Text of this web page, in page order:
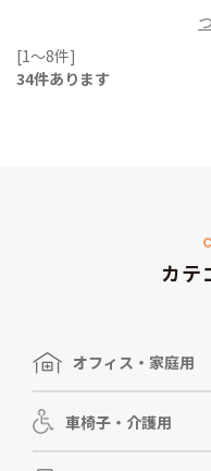
[1～8件]
34件あります
カテ
オフィス・家庭用
車椅子・介護用